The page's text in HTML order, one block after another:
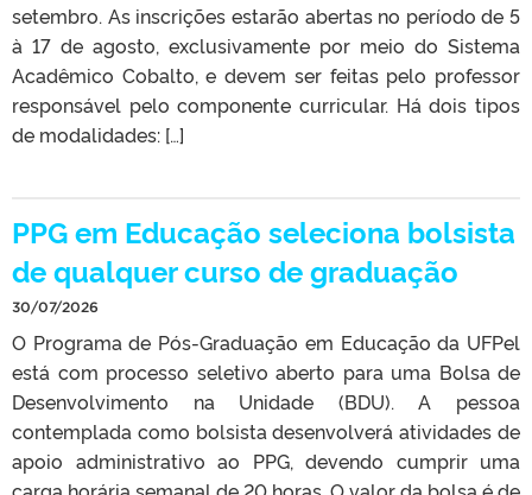
setembro. As inscrições estarão abertas no período de 5
à 17 de agosto, exclusivamente por meio do Sistema
Acadêmico Cobalto, e devem ser feitas pelo professor
responsável pelo componente curricular. Há dois tipos
de modalidades: […]
PPG em Educação seleciona bolsista
de qualquer curso de graduação
30/07/2026
O Programa de Pós-Graduação em Educação da UFPel
está com processo seletivo aberto para uma Bolsa de
Desenvolvimento na Unidade (BDU). A pessoa
contemplada como bolsista desenvolverá atividades de
apoio administrativo ao PPG, devendo cumprir uma
carga horária semanal de 20 horas. O valor da bolsa é de